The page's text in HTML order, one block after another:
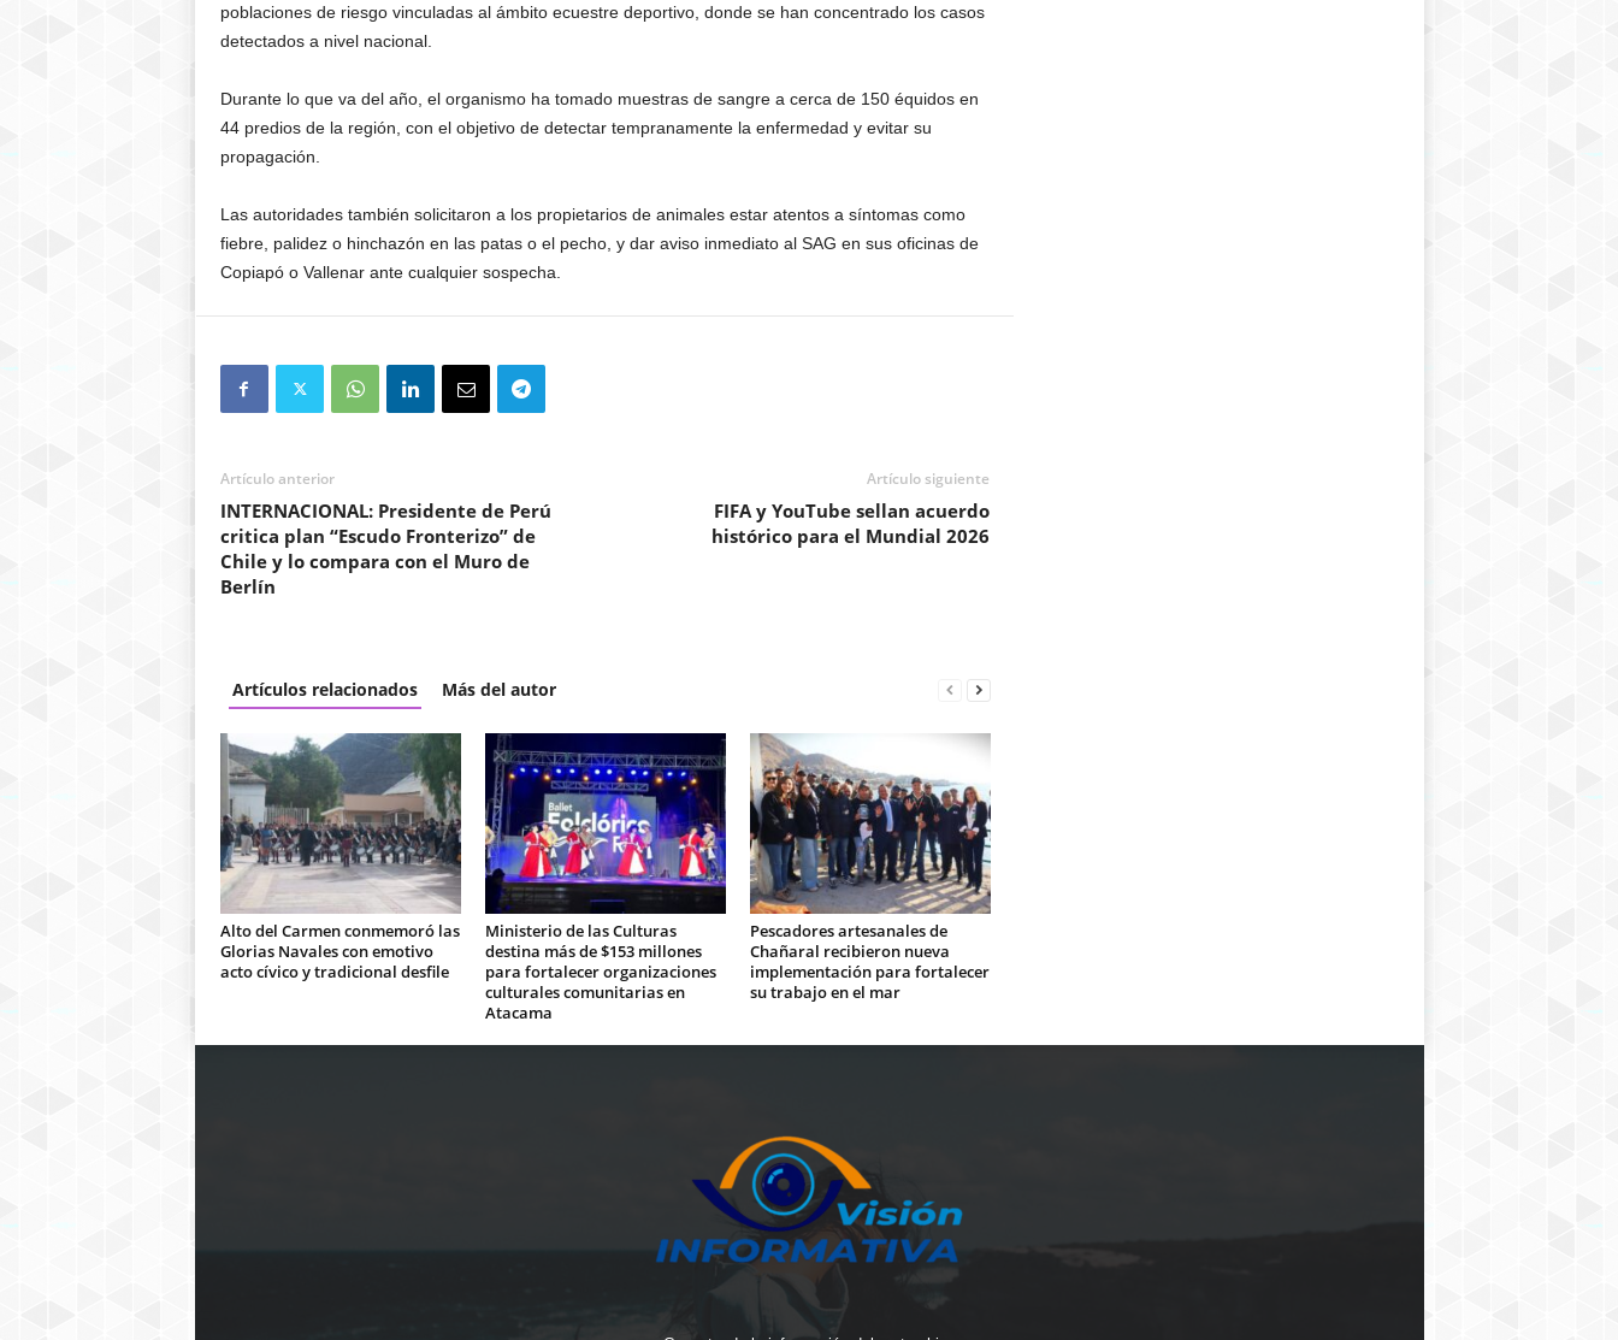
poblaciones de riesgo vinculadas al ámbito ecuestre deportivo, donde se han concentrado los casos
detectados a nivel nacional.
Durante lo que va del año, el organismo ha tomado muestras de sangre a cerca de 150 équidos en
44 predios de la región, con el objetivo de detectar tempranamente la enfermedad y evitar su
propagación.
Las autoridades también solicitaron a los propietarios de animales estar atentos a síntomas como
fiebre, palidez o hinchazón en las patas o el pecho, y dar aviso inmediato al SAG en sus oficinas de
Copiapóo Vallenarante cualquier sospecha.
Artículo anterior
INTERNACIONAL: Presidente de Perú
critica plan “Escudo Fronterizo” de
Chile y lo compara con el Muro de
Berlín
Artículo siguiente
FIFA y YouTube sellan acuerdo
histórico para el Mundial 2026
Artículos relacionados Más del autor
Alto del Carmen conmemoró las
Glorias Navales con emotivo
acto cívico y tradicional desfile
Ministerio de las Culturas
destina más de $153 millones
para fortalecer organizaciones
culturales comunitarias en
Atacama
Pescadores artesanales de
Chañaral recibieron nueva
implementación para fortalecer
su trabajo en el mar